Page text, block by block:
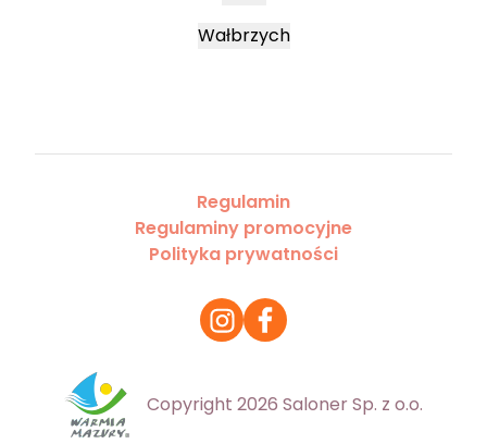
Wałbrzych
Regulamin
Regulaminy promocyjne
Polityka prywatności
Copyright 2026 Saloner Sp. z o.o.